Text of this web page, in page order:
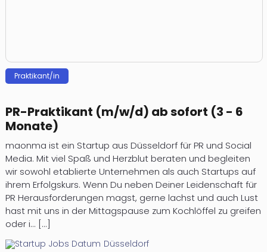
Praktikant/in
PR-Praktikant (m/w/d) ab sofort (3 - 6
Monate)
maonma ist ein Startup aus Düsseldorf für PR und Social
Media. Mit viel Spaß und Herzblut beraten und begleiten
wir sowohl etablierte Unternehmen als auch Startups auf
ihrem Erfolgskurs. Wenn Du neben Deiner Leidenschaft für
PR Herausforderungen magst, gerne lachst und auch Lust
hast mit uns in der Mittagspause zum Kochlöffel zu greifen
oder i... [...]
Düsseldorf